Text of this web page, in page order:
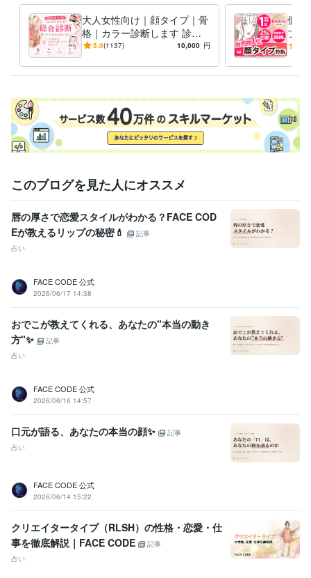
デザイナー / ファッションデザイナー 経験年数 : 10年
ライフスタイル・その他 / アドバイザー 経験年数 : 10年
職歴
パーソナルカラー診断、骨格診断、顔タイプ診断 2017年9月 ~ 現在
パーソナルカラー診断 2020年7月 ~ 2020年7月
顔タイプウェディングアドバイザー 2021年8月 ~ 現在
骨格診断 記事監修 2025年11月 ~ 現在
受賞歴
スキレイ骨格診断 スキレイ骨格診断 スキレイ骨格診断 脱毛美容チ
カラー診断 SUKIREI 書籍「ココナラ攻略ガイド ６つのステッ
ビジネス・クリエイティブツール
Adobe Photoshop:15年
美容系（服、メイク、髪型、ブライダル）ライティング:8年
住まい・美容・生活相談 顔タイプ診断 パーソナルカラー診断
骨格
診断
ブライダル・ウェディング・結婚式
ファッショントータル診
断…服、髪、メイク
ライティング・翻訳
ウェディング関連の執筆
ライター ファッション パーソナルカラー 顔タイプ診断
骨格診断
パーソナルカラー診断
メイク ヘアスタイル
大人女性向け｜顔タイプ｜骨
格｜カラー診断します 診断
実績１位★あなた専用カルテ
分析
5.0(1137) 10,000 円
個別
プロ
１
を診
このブログを見た人にオススメ
唇の厚さで恋愛スタイルがわかる？FACE COD
Eが教えるリップの秘密💄
記事
占い
FACE CODE 公式
2026/06/17 14:38
おでこが教えてくれる、あなたの"本当の動き
方"✨
記事
占い
FACE CODE 公式
2026/06/16 14:57
口元が語る、あなたの本当の顔✨
記事
占い
FACE CODE 公式
2026/06/14 15:22
クリエイタータイプ（RLSH）の性格・恋愛・仕
事を徹底解説｜FACE CODE
記事
占い